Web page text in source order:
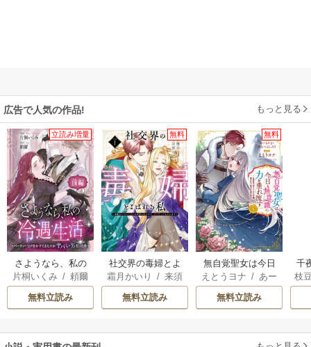
広告で人気の作品! もっと見る
立読み増量
さようなら、私の
冷遇生活 ～パーテ
ィーで声をかけて
きたのがヤバい男
片桐いくみ /頼爾
無料立読み
無料
社交界の毒婦とよ
ばれる私～素敵な
辺境伯令息に腕を
折られたので、責
す～
霜月かいり /来須
みかん
無料立読み
無料
無自覚聖女は今日
も無意識に力を垂
れ流す ～公爵家
の落ちこぼれ令
を掴み取る～
えとうヨナ /あー
もんど/ あんべよ
しろう
無料立読み
千
国
枝